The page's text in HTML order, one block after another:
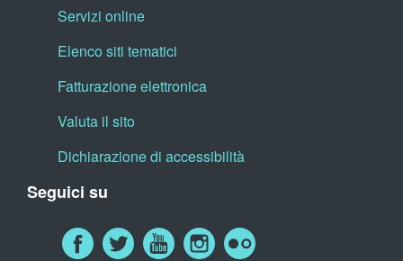
Servizi online
Elenco siti tematici
Fatturazione elettronica
Valuta il sito
Dichiarazione di accessibilità
Seguici su